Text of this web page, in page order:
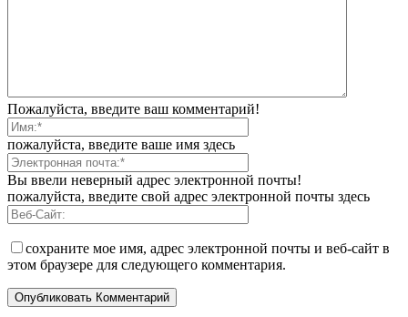
Пожалуйста, введите ваш комментарий!
пожалуйста, введите ваше имя здесь
Вы ввели неверный адрес электронной почты!
пожалуйста, введите свой адрес электронной почты здесь
сохраните мое имя, адрес электронной почты и веб-сайт в
этом браузере для следующего комментария.